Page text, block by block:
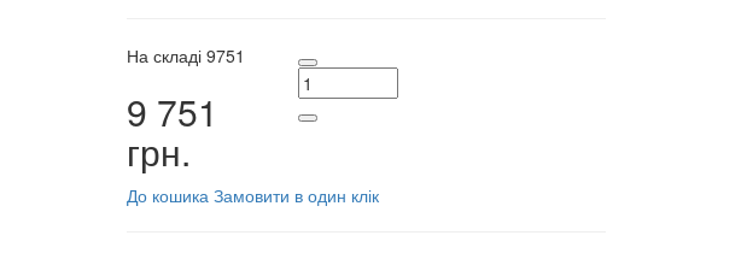
На складі 9751
9 751
грн.
До кошика Замовити в один клік